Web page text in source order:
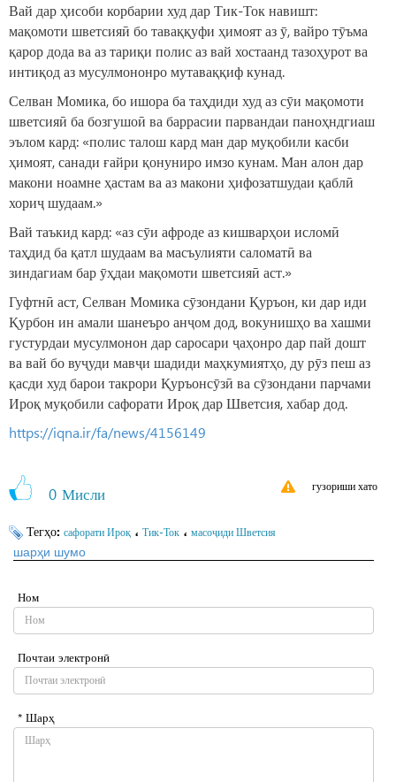
Вай дар ҳисоби корбарии худ дар Тик-Ток навишт:
мақомоти шветсияӣ бо таваққуфи ҳимоят аз ӯ, вайро тӯъма
қарор дода ва аз тариқи полис аз вай хостаанд тазоҳурот ва
интиқод аз мусулмононро мутаваққиф кунад.
Селван Момика, бо ишора ба таҳдиди худ аз сӯи мақомоти
шветсияӣ ба бозгушоӣ ва баррасии парвандаи паноҳндгиаш
эълом кард: «полис талош кард ман дар муқобили касби
ҳимоят, санади ғайри қонуниро имзо кунам. Ман алон дар
макони ноамне ҳастам ва аз макони ҳифозатшудаи қаблӣ
хориҷ шудаам.»
Вай таъкид кард: «аз сӯи афроде аз кишварҳои исломӣ
таҳдид ба қатл шудаам ва масъулияти саломатӣ ва
зиндагиам бар ӯҳдаи мақомоти шветсияӣ аст.»
Гуфтнӣ аст, Селван Момика сӯзондани Қуръон, ки дар иди
Қурбон ин амали шанеъро анҷом дод, вокунишҳо ва хашми
густурдаи мусулмонон дар саросари ҷаҳонро дар пай дошт
ва вай бо вуҷуди мавҷи шадиди маҳкумиятҳо, ду рӯз пеш аз
қасди худ барои такрори Қуръонсӯзӣ ва сӯзондани парчами
Ироқ муқобили сафорати Ироқ дар Шветсия, хабар дод.
https://iqna.ir/fa/news/4156149
0 Мисли гузориши хато
Тегҳо: сафорати Ироқ ، Тик-Ток ، масоҷиди Шветсия
шарҳи шумо
Ном
Почтаи электронӣ
* Шарҳ